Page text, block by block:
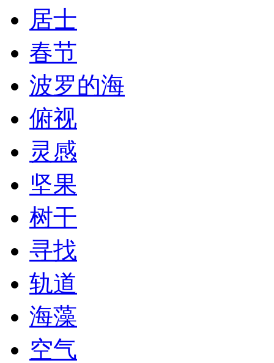
居士
春节
波罗的海
俯视
灵感
坚果
树干
寻找
轨道
海藻
空气